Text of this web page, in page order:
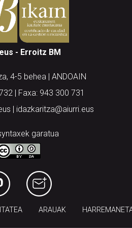
- Erroitz BM
4-5 behea | ANDOAIN
| Faxa: 943 300 731
| idazkaritza@aiurri.eus
garatua
ARAUAK